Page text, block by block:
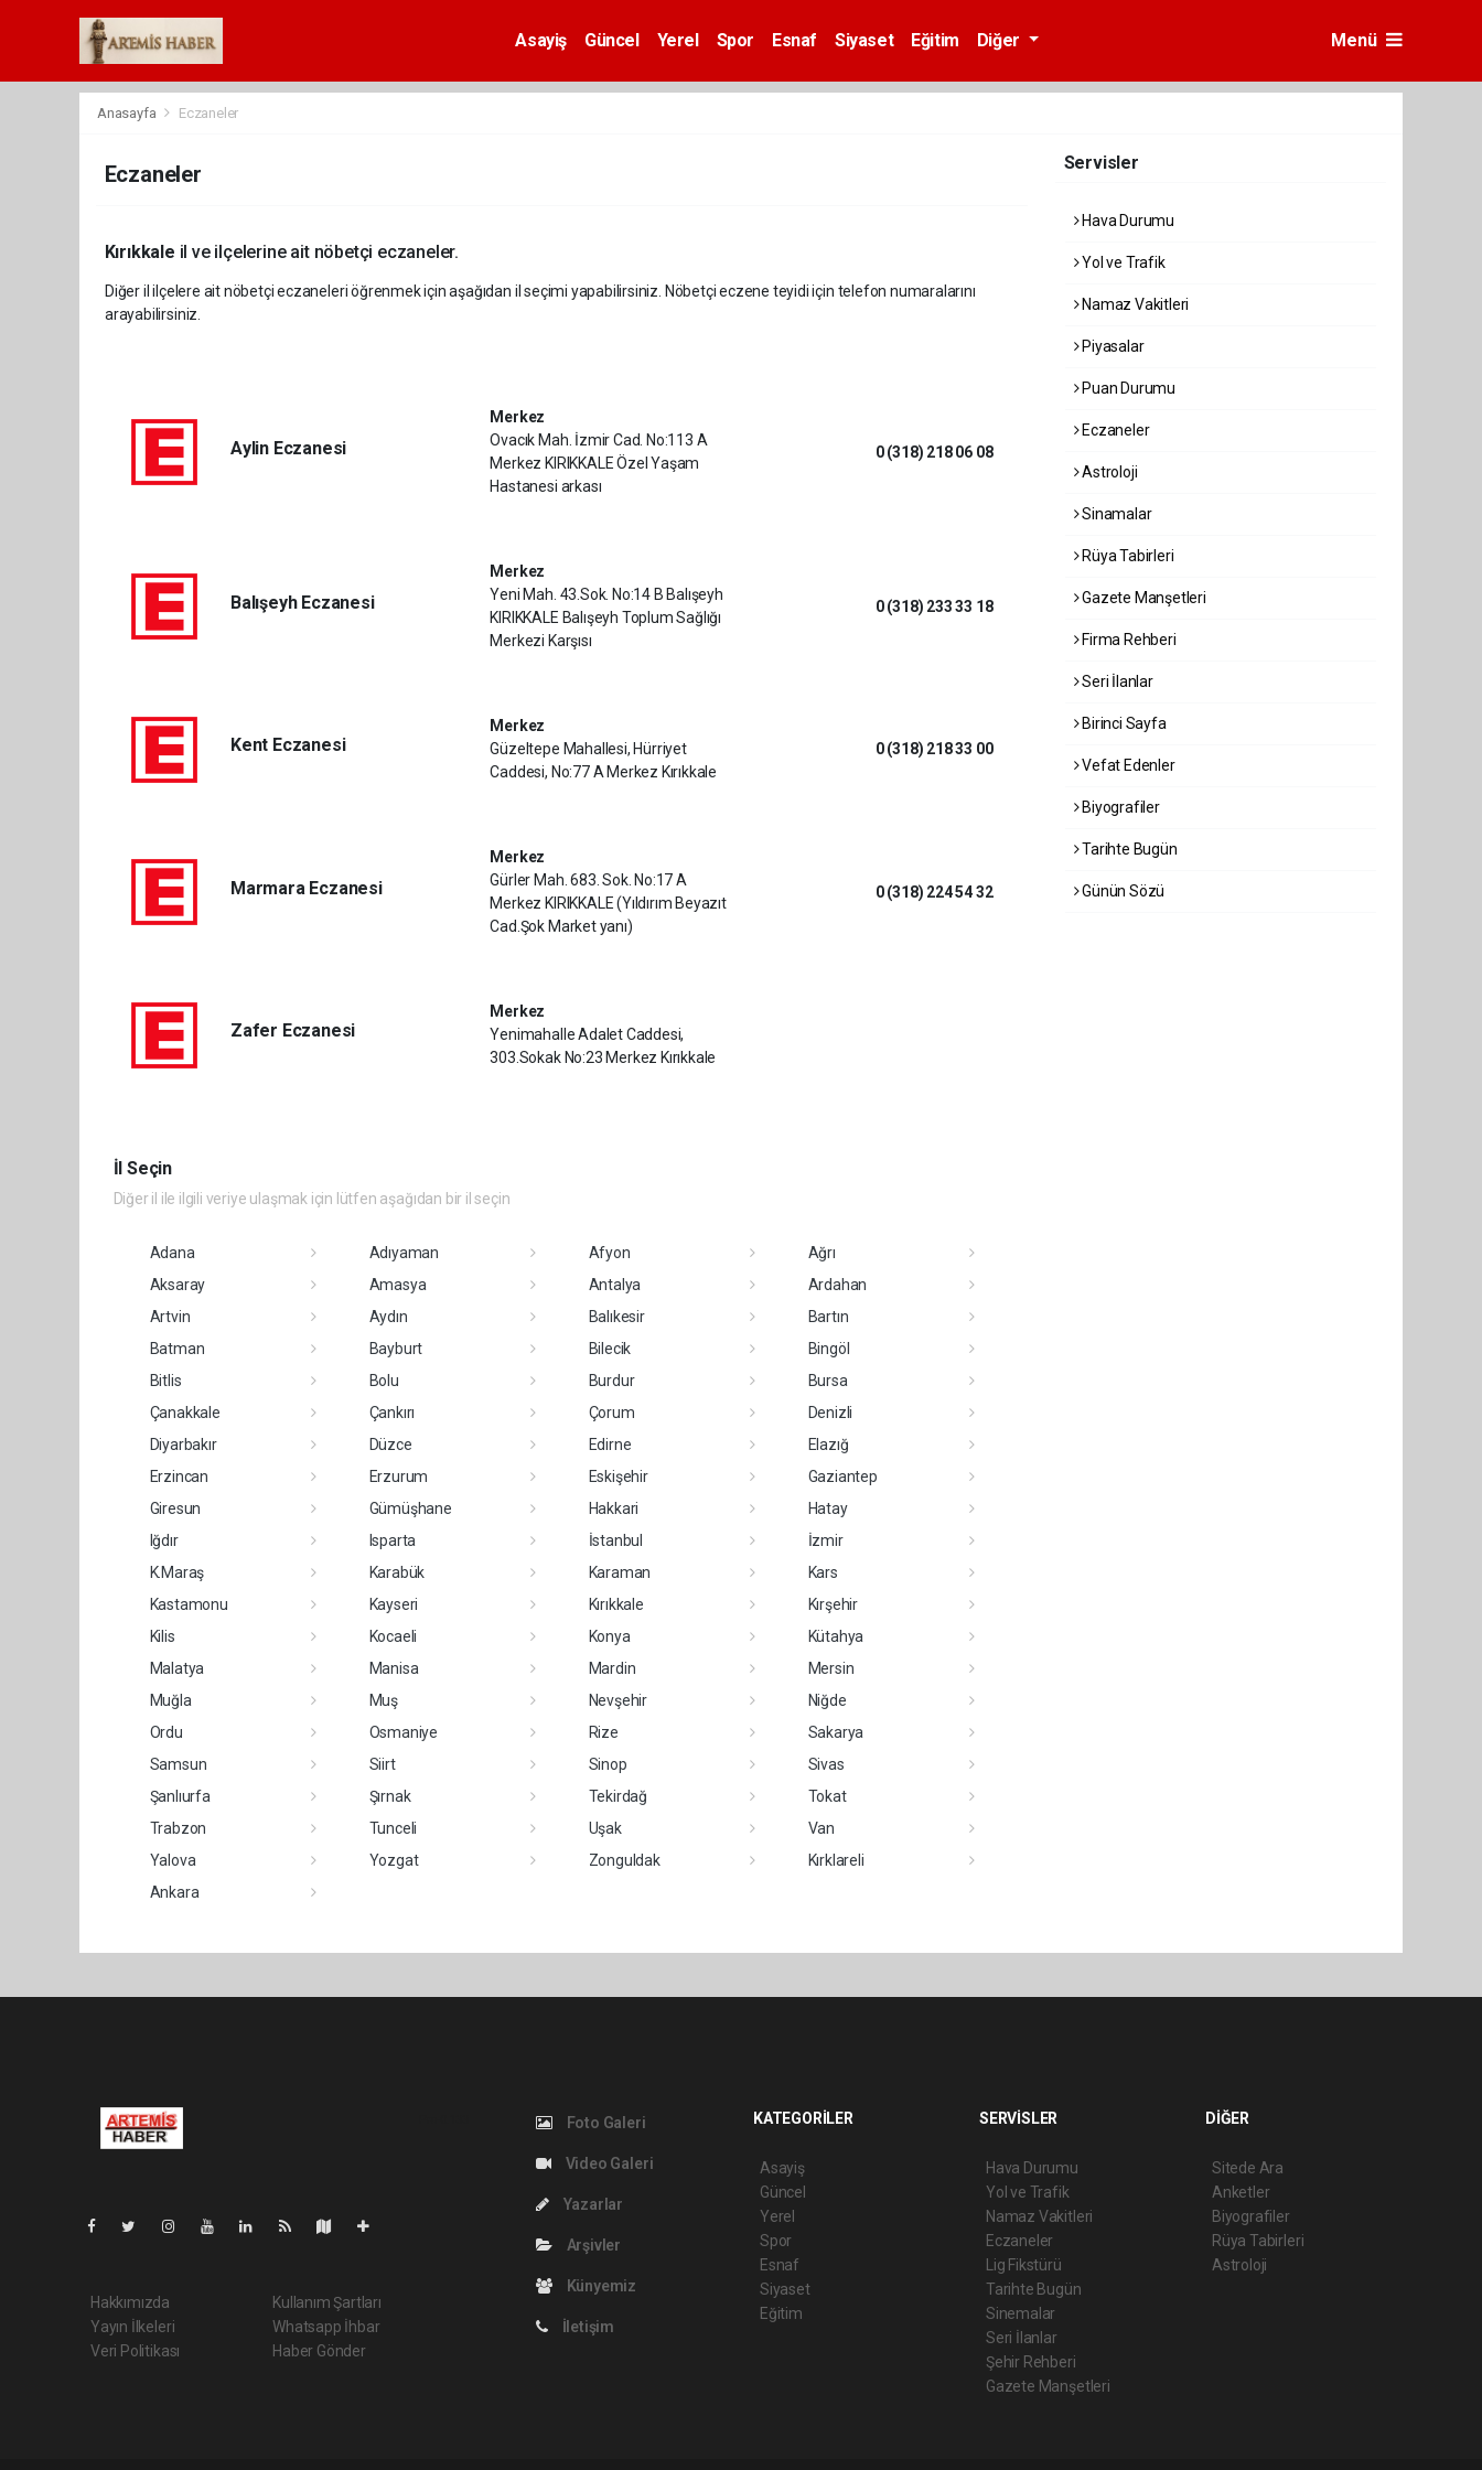
Asayiş Güncel Yerel Spor Esnaf Siyaset Eğitim Diğer Menü
Anasayfa Eczaneler
Eczaneler
Kırıkkale il ve ilçelerine ait nöbetçi eczaneler.
Diğer il ilçelere ait nöbetçi eczaneleri öğrenmek için aşağıdan il seçimi yapabilirsiniz. Nöbetçi eczene teyidi için telefon numaralarını
arayabilirsiniz.
Aylin Eczanesi
Merkez
Ovacık Mah. İzmir Cad. No:113 A
Merkez KIRIKKALE Özel Yaşam
Hastanesi arkası
0 (318) 218 06 08
Balışeyh Eczanesi
Merkez
Yeni Mah. 43.Sok. No:14 B Balışeyh
KIRIKKALE Balışeyh Toplum Sağlığı
Merkezi Karşısı
0 (318) 233 33 18
Kent Eczanesi
Merkez
Güzeltepe Mahallesi, Hürriyet
Caddesi, No:77 A Merkez Kırıkkale
0 (318) 218 33 00
Marmara Eczanesi
Merkez
Gürler Mah. 683. Sok. No:17 A
Merkez KIRIKKALE (Yıldırım Beyazıt
Cad.Şok Market yanı)
0 (318) 224 54 32
Zafer Eczanesi
Merkez
Yenimahalle Adalet Caddesi,
303.Sokak No:23 Merkez Kırıkkale
İl Seçin
Diğer il ile ilgili veriye ulaşmak için lütfen aşağıdan bir il seçin
Adana Adıyaman Afyon
Ağrı
Aksaray
Amasya Antalya
Ardahan
Artvin
Aydın Balıkesir
Bartın
Batman
Bayburt Bilecik
Bingöl
Bitlis
Bolu Burdur
Bursa
Çanakkale
Çankırı Çorum
Denizli
Diyarbakır
Düzce Edirne
Elazığ
Erzincan
Erzurum Eskişehir
Gaziantep
Giresun
Gümüşhane Hakkari
Hatay
Iğdır
Isparta İstanbul
İzmir
K.Maraş
Karabük Karaman
Kars
Kastamonu
Kayseri Kırıkkale
Kırşehir
Kilis
Kocaeli Konya
Kütahya
Malatya
Manisa Mardin
Mersin
Muğla
Muş Nevşehir
Niğde
Ordu
Osmaniye Rize
Sakarya
Samsun
Siirt Sinop
Sivas
Şanlıurfa
Şırnak Tekirdağ
Tokat
Trabzon
Tunceli Uşak
Van
Yalova
Yozgat Zonguldak
Kırklareli
Ankara
Servisler
Hava Durumu
Yol ve Trafik
Namaz Vakitleri
Piyasalar
Puan Durumu
Eczaneler
Astroloji
Sinamalar
Rüya Tabirleri
Gazete Manşetleri
Firma Rehberi
Seri İlanlar
Birinci Sayfa
Vefat Edenler
Biyografiler
Tarihte Bugün
Günün Sözü
Hakkımızda
Yayın İlkeleri
Veri Politikası
Kullanım Şartları
Whatsapp İhbar
Haber Gönder
Foto Galeri
Video Galeri
Yazarlar
Arşivler
Künyemiz
İletişim
KATEGORİLER
Asayiş
Güncel
Yerel
Spor
Esnaf
Siyaset
Eğitim
SERVİSLER
Hava Durumu
Yol ve Trafik
Namaz Vakitleri
Eczaneler
Lig Fikstürü
Tarihte Bugün
Sinemalar
Seri İlanlar
Şehir Rehberi
Gazete Manşetleri
DİĞER
Sitede Ara
Anketler
Biyografiler
Rüya Tabirleri
Astroloji